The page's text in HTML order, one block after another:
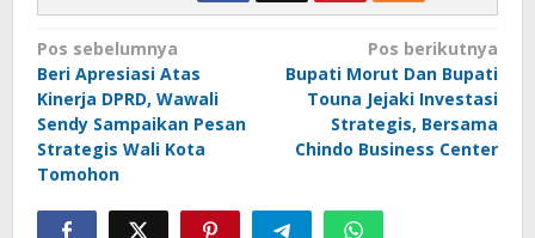
Navigasi
pos
Pos sebelumnya
Beri Apresiasi Atas
Kinerja DPRD, Wawali
Sendy Sampaikan Pesan
Strategis Wali Kota
Tomohon
Pos berikutnya
Bupati Morut Dan Bupati
Touna Jejaki Investasi
Strategis, Bersama
Chindo Business Center